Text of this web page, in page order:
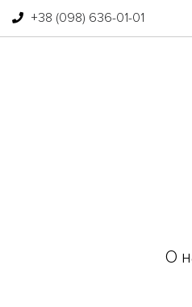
+38 (098) 636-01-01
О